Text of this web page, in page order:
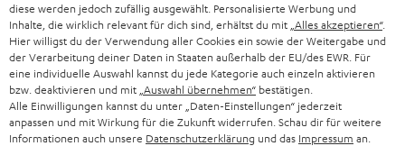
BLUETOOTH-LAUTSPRECHER
KOPFHÖRER
BLUETOOTH-KOPFHÖRER
STEREOANLAGEN
PARTNERPROGRAMM
BLOG
NEWSLETTER
STORES
SCHWEIZ
NIEDERLANDE
BELGIEN
diese werden jedoch zufällig ausgewählt. Personalisierte Werbung und
Inhalte, die wirklich relevant für dich sind, erhältst du mit „Alles akzeptieren“.
Hier willigst du der Verwendung aller Cookies ein sowie der Weitergabe und
der Verarbeitung deiner Daten in Staaten außerhalb der EU/des EWR. Für
eine individuelle Auswahl kannst du jede Kategorie auch einzeln aktivieren
bzw. deaktivieren und mit „Auswahl übernehmen“ bestätigen.
Alle Einwilligungen kannst du unter „Daten-Einstellungen“ jederzeit
anpassen und mit Wirkung für die Zukunft widerrufen. Schau dir für weitere
Informationen auch unsere Datenschutzerklärung und das Impressum an.